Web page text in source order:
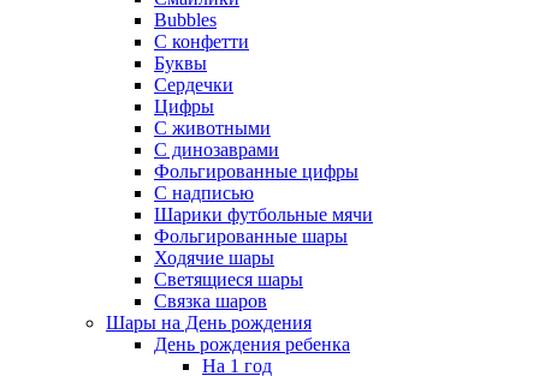
Bubbles
С конфетти
Буквы
Сердечки
Цифры
С животными
С динозаврами
Фольгированные цифры
С надписью
Шарики футбольные мячи
Фольгированные шары
Ходячие шары
Светящиеся шары
Связка шаров
Шары на День рождения
День рождения ребенка
На 1 год